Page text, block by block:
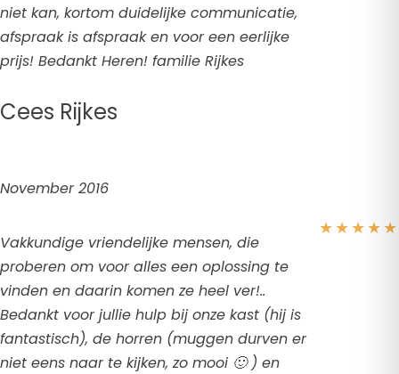
niet kan, kortom duidelijke communicatie,
afspraak is afspraak en voor een eerlijke
prijs! Bedankt Heren! familie Rijkes
Cees Rijkes
November 2016
Vakkundige vriendelijke mensen, die
proberen om voor alles een oplossing te
vinden en daarin komen ze heel ver!..
Bedankt voor jullie hulp bij onze kast (hij is
fantastisch), de horren (muggen durven er
niet eens naar te kijken, zo mooi 🙂 ) en
★★★★★